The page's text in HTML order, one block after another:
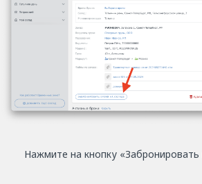
Нажмите на кнопку «‎Забронировать